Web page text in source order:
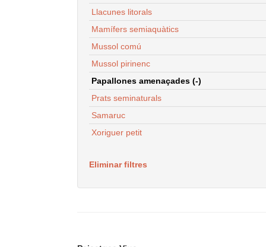
Llacunes litorals
Mamífers semiaquàtics
Mussol comú
Mussol pirinenc
Papallones amenaçades (-)
Prats seminaturals
Samaruc
Xoriguer petit
Eliminar filtres